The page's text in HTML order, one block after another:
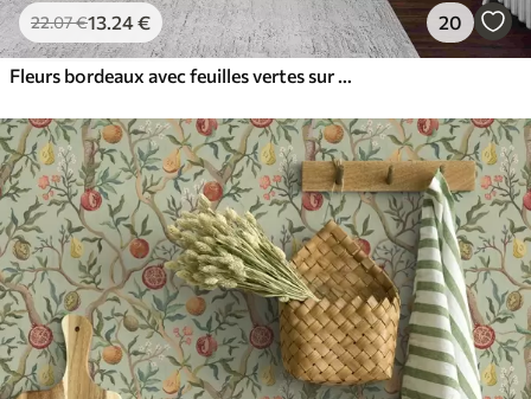
22.07€13.24€ 20
Fleurs bordeaux avec feuilles vertes sur fond clair